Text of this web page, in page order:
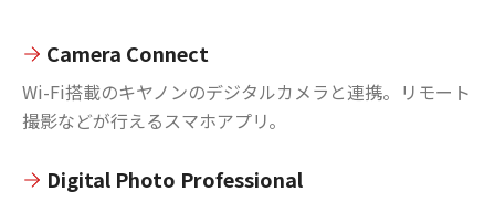
Camera Connect
Wi-Fi搭載のキヤノンのデジタルカメラと連携。リモート
撮影などが行えるスマホアプリ。
Digital Photo Professional